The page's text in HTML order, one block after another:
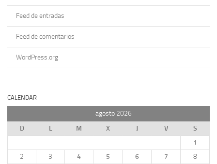
Feed de entradas
Feed de comentarios
WordPress.org
CALENDAR
agosto 2026
D
L M X J V
S
1
2
3 4 5 6 7
8